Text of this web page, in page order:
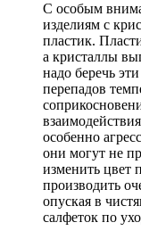
С особым
изделиям с
пластик.
а кристаллы
надо беречь
перепадов
особенно
они могут не
изменить цвет
производить
опуская в
салфеток по